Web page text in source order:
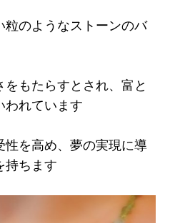
粒のようなストーンのバ
もたらすとされ、富と
われています
性を高め、夢の実現に導
持ちます